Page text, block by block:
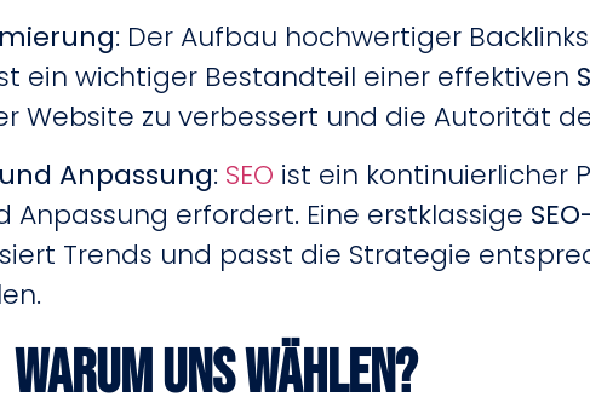
: Der Aufbau hochwertiger
ein wichtiger Bestandteil einer effektiven
Website zu verbessert und die Autorität
Anpassung: SEO ist ein kontinuierlicher
erfordert. Eine erstklassige
Trends und passt die Strategie
Warum uns wählen?